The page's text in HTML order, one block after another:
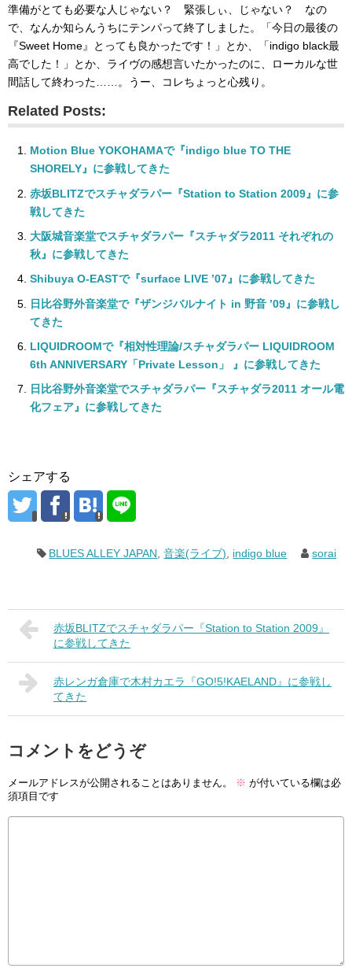
準備がとても必要な人じゃない？ 緊張しぃ、じゃない？ なの
で、なんか知らんうちにテンパって終了しました。「今日の最後の
『Sweet Home』とっても良かったです！」とか、「indigo black最
高でした！」とか、ライヴの感想言いたかったのに、ローカルな世
間話して終わった……。うー、コレちょっと心残り。
Related Posts:
Motion Blue YOKOHAMAで『indigo blue TO THE
SHORELY』に参戦してきた
赤坂BLITZでスチャダラパー『Station to Station 2009』に参
戦してきた
大阪城音楽堂でスチャダラパー『スチャダラ2011 それぞれの
秋』に参戦してきた
Shibuya O-EASTで『surface LIVE ’07』に参戦してきた
日比谷野外音楽堂で『ザンジバルナイト in 野音 ’09』に参戦し
てきた
LIQUIDROOMで『相対性理論/スチャダラパー LIQUIDROOM
6th ANNIVERSARY「Private Lesson」 』に参戦してきた
日比谷野外音楽堂でスチャダラパー『スチャダラ2011 オール電
化フェア』に参戦してきた
シェアする
BLUES ALLEY JAPAN ,音楽(ライブ) indigo blue sorai
赤坂BLITZでスチャダラパー『Station to Station 2009』
に参戦してきた
赤レンガ倉庫で木村カエラ『GO!5!KAELAND』に参戦し
てきた
コメントをどうぞ
メールアドレスが公開されることはありません。 ※ が付いている欄は必
須項目です